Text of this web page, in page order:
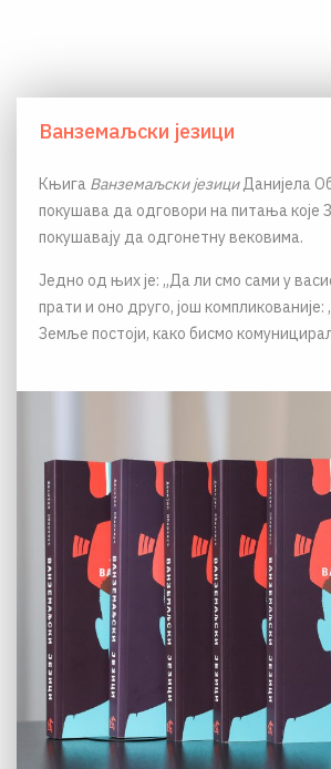
Ванземаљски језици
Књига Ванземаљски језициДанијела
покушава да одговори на питања које
покушавају да одгонетну вековима.
Једно од њих је: „Да ли смо сами у
прати и оно друго, још
Земље постоји, како бисмо